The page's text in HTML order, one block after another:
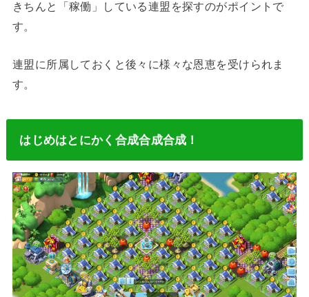
きちんと「稼働」している連盟を探すのがポイントで
す。
連盟に所属しておくと後々に様々な恩恵を受けられま
す。
はじめはとにかく合成合成合成！